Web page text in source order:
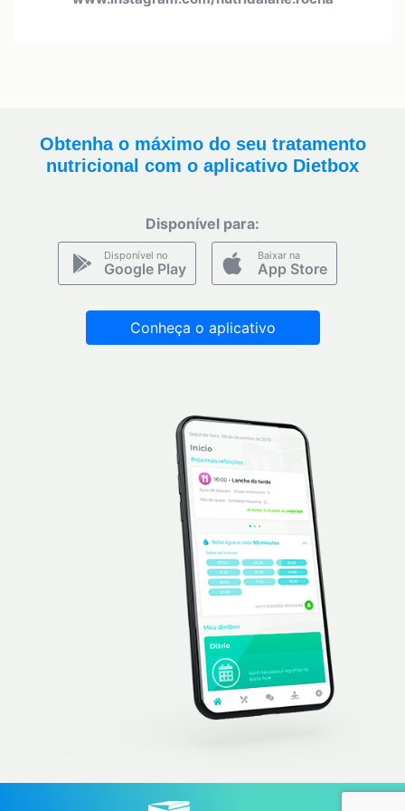
Obtenha o máximo do seu tratamento
nutricional com o aplicativo Dietbox
Disponível para:
Disponível no
Google Play
Baixar na
App Store
Conheça o aplicativo